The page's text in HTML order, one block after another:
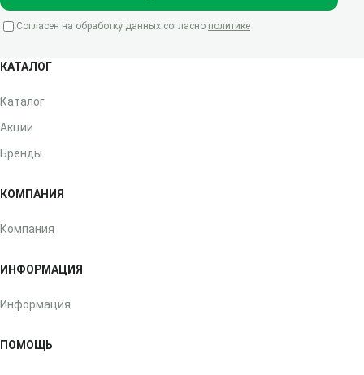
Согласен на обработку данных согласно политике
КАТАЛОГ
Каталог
Акции
Бренды
КОМПАНИЯ
Компания
ИНФОРМАЦИЯ
Информация
ПОМОЩЬ